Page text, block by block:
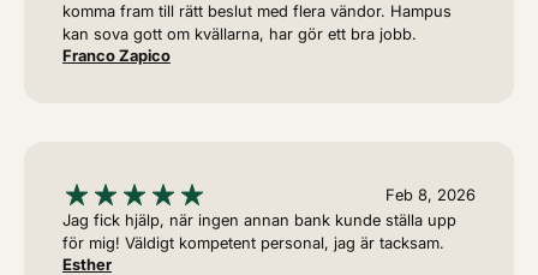
komma fram till rätt beslut med flera vändor. Hampus
kan sova gott om kvällarna, har gör ett bra jobb.
Franco Zapico
Feb 8, 2026
Jag fick hjälp, när ingen annan bank kunde ställa upp
för mig! Väldigt kompetent personal, jag är tacksam.
Esther